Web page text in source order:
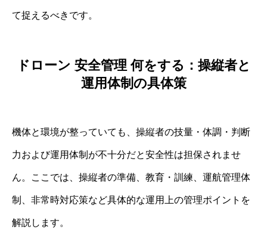
て捉えるべきです。
ドローン 安全管理 何をする：操縦者と
運用体制の具体策
機体と環境が整っていても、操縦者の技量・体調・判断
力および運用体制が不十分だと安全性は担保されませ
ん。ここでは、操縦者の準備、教育・訓練、運航管理体
制、非常時対応策など具体的な運用上の管理ポイントを
解説します。